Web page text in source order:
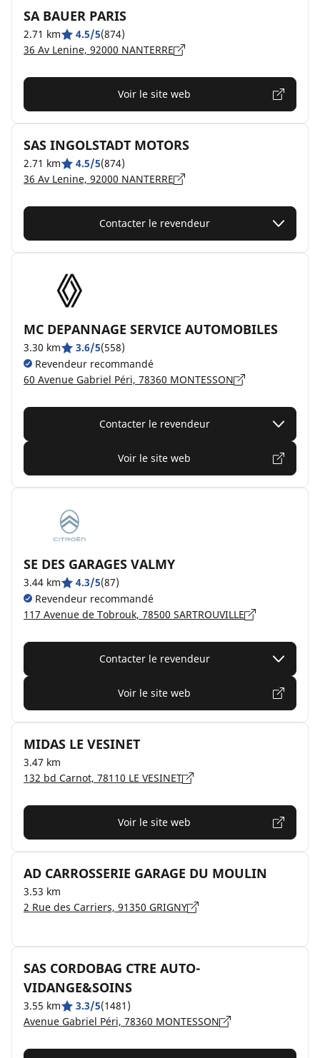
SA BAUER PARIS
2.71 km 4.5/5(874)
36 Av Lenine, 92000 NANTERRE
Voir le site web
SAS INGOLSTADT MOTORS
2.71 km 4.5/5(874)
36 Av Lenine, 92000 NANTERRE
Contacter le revendeur
MC DEPANNAGE SERVICE AUTOMOBILES
3.30 km 3.6/5(558)
Revendeur recommandé
60 Avenue Gabriel Péri, 78360 MONTESSON
Contacter le revendeur
Voir le site web
SE DES GARAGES VALMY
3.44 km 4.3/5(87)
Revendeur recommandé
117 Avenue de Tobrouk, 78500 SARTROUVILLE
Contacter le revendeur
Voir le site web
MIDAS LE VESINET
3.47 km
132 bd Carnot, 78110 LE VESINET
Voir le site web
AD CARROSSERIE GARAGE DU MOULIN
3.53 km
2 Rue des Carriers, 91350 GRIGNY
SAS CORDOBAG CTRE AUTO-
VIDANGE&SOINS
3.55 km 3.3/5(1481)
Avenue Gabriel Péri, 78360 MONTESSON